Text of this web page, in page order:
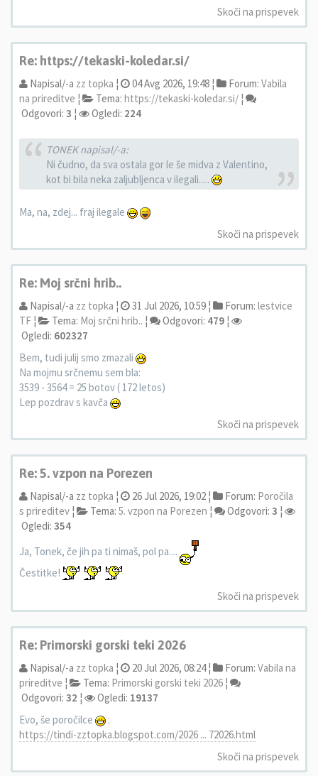
Skoči na prispevek
Re: https://tekaski-koledar.si/
Napisal/-a zz topka ¦ 04 Avg 2026, 19:48 ¦ Forum: Vabila
na prireditve ¦ Tema: https://tekaski-koledar.si/ ¦
Odgovori: 3 ¦ Ogledi: 224
TONEK napisal/-a:
Ni čudno, da sva ostala gor le še midva z Valentino,
kot bi bila neka zaljubljenca v ilegali.....
Ma, na, zdej... fraj ilegale
Skoči na prispevek
Re: Moj srčni hrib..
Napisal/-a zz topka ¦ 31 Jul 2026, 10:59 ¦ Forum: lestvice
TF ¦ Tema: Moj srčni hrib.. ¦ Odgovori: 479 ¦
Ogledi: 602327
Bem, tudi julij smo zmazali
Na mojmu srčnemu sem bla:
3539 - 3564 = 25 botov ( 172 letos)
Lep pozdrav s kavča
Skoči na prispevek
Re: 5. vzpon na Porezen
Napisal/-a zz topka ¦ 26 Jul 2026, 19:02 ¦ Forum: Poročila
s prireditev ¦ Tema: 5. vzpon na Porezen ¦ Odgovori: 3 ¦
Ogledi: 354
Ja, Tonek, če jih pa ti nimaš, pol pa....
Čestitke!
Skoči na prispevek
Re: Primorski gorski teki 2026
Napisal/-a zz topka ¦ 20 Jul 2026, 08:24 ¦ Forum: Vabila na
prireditve ¦ Tema: Primorski gorski teki 2026 ¦
Odgovori: 32 ¦ Ogledi: 19137
Evo, še poročilce
:
https://tindi-zztopka.blogspot.com/2026 ... 72026.html
Skoči na prispevek